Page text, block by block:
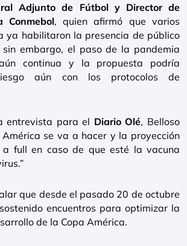
Adjunto de Fútbol y Director de
Conmebol, quien afirmó que varios
ya habilitaron la presencia de público
sin embargo, el paso de la pandemia
continua y la propuesta podría
aún con los protocolos de
entrevista para el Diario Olé, Belloso
América se va a hacer y la proyección
full en caso de que esté la vacuna
que desde el pasado 20 de octubre
encuentros para optimizar la
de la Copa América.